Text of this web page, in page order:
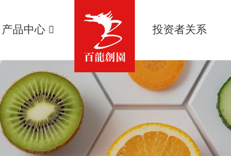
产品中心 投资者关系